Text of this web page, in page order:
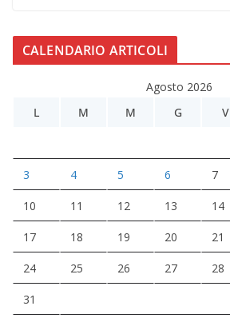
CALENDARIO ARTICOLI
Agosto 2026
L
M M G V
3 4 5 6 7
10 11 12 13 14
17 18 19 20 21
24 25 26 27 28
31